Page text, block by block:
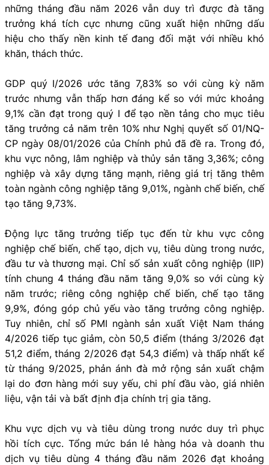
những tháng đầu năm 2026 vẫn duy trì được đà tăng
trưởng khá tích cực nhưng cũng xuất hiện những dấu
hiệu cho thấy nền kinh tế đang đối mặt với nhiều khó
khăn, thách thức.
GDP quý I/2026 ước tăng 7,83% so với cùng kỳ năm
trước nhưng vẫn thấp hơn đáng kể so với mức khoảng
9,1% cần đạt trong quý I để tạo nền tảng cho mục tiêu
tăng trưởng cả năm trên 10% như Nghị quyết số 01/NQ-
CP ngày 08/01/2026 của Chính phủ đã đề ra. Trong đó,
khu vực nông, lâm nghiệp và thủy sản tăng 3,36%; công
nghiệp và xây dựng tăng mạnh, riêng giá trị tăng thêm
toàn ngành công nghiệp tăng 9,01%, ngành chế biến, chế
tạo tăng 9,73%.
Động lực tăng trưởng tiếp tục đến từ khu vực công
nghiệp chế biến, chế tạo, dịch vụ, tiêu dùng trong nước,
đầu tư và thương mại. Chỉ số sản xuất công nghiệp (IIP)
tính chung 4 tháng đầu năm tăng 9,0% so với cùng kỳ
năm trước; riêng công nghiệp chế biến, chế tạo tăng
9,9%, đóng góp chủ yếu vào tăng trưởng công nghiệp.
Tuy nhiên, chỉ số PMI ngành sản xuất Việt Nam tháng
4/2026 tiếp tục giảm, còn 50,5 điểm (tháng 3/2026 đạt
51,2 điểm, tháng 2/2026 đạt 54,3 điểm) và thấp nhất kể
từ tháng 9/2025, phản ánh đà mở rộng sản xuất chậm
lại do đơn hàng mới suy yếu, chi phí đầu vào, giá nhiên
liệu, vận tải và bất định địa chính trị gia tăng.
Khu vực dịch vụ và tiêu dùng trong nước duy trì phục
hồi tích cực. Tổng mức bán lẻ hàng hóa và doanh thu
dịch vụ tiêu dùng 4 tháng đầu năm 2026 đạt khoảng